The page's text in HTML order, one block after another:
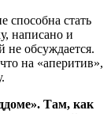
способна стать
написано и
не обсуждается.
на «аперитив»,
Там, как